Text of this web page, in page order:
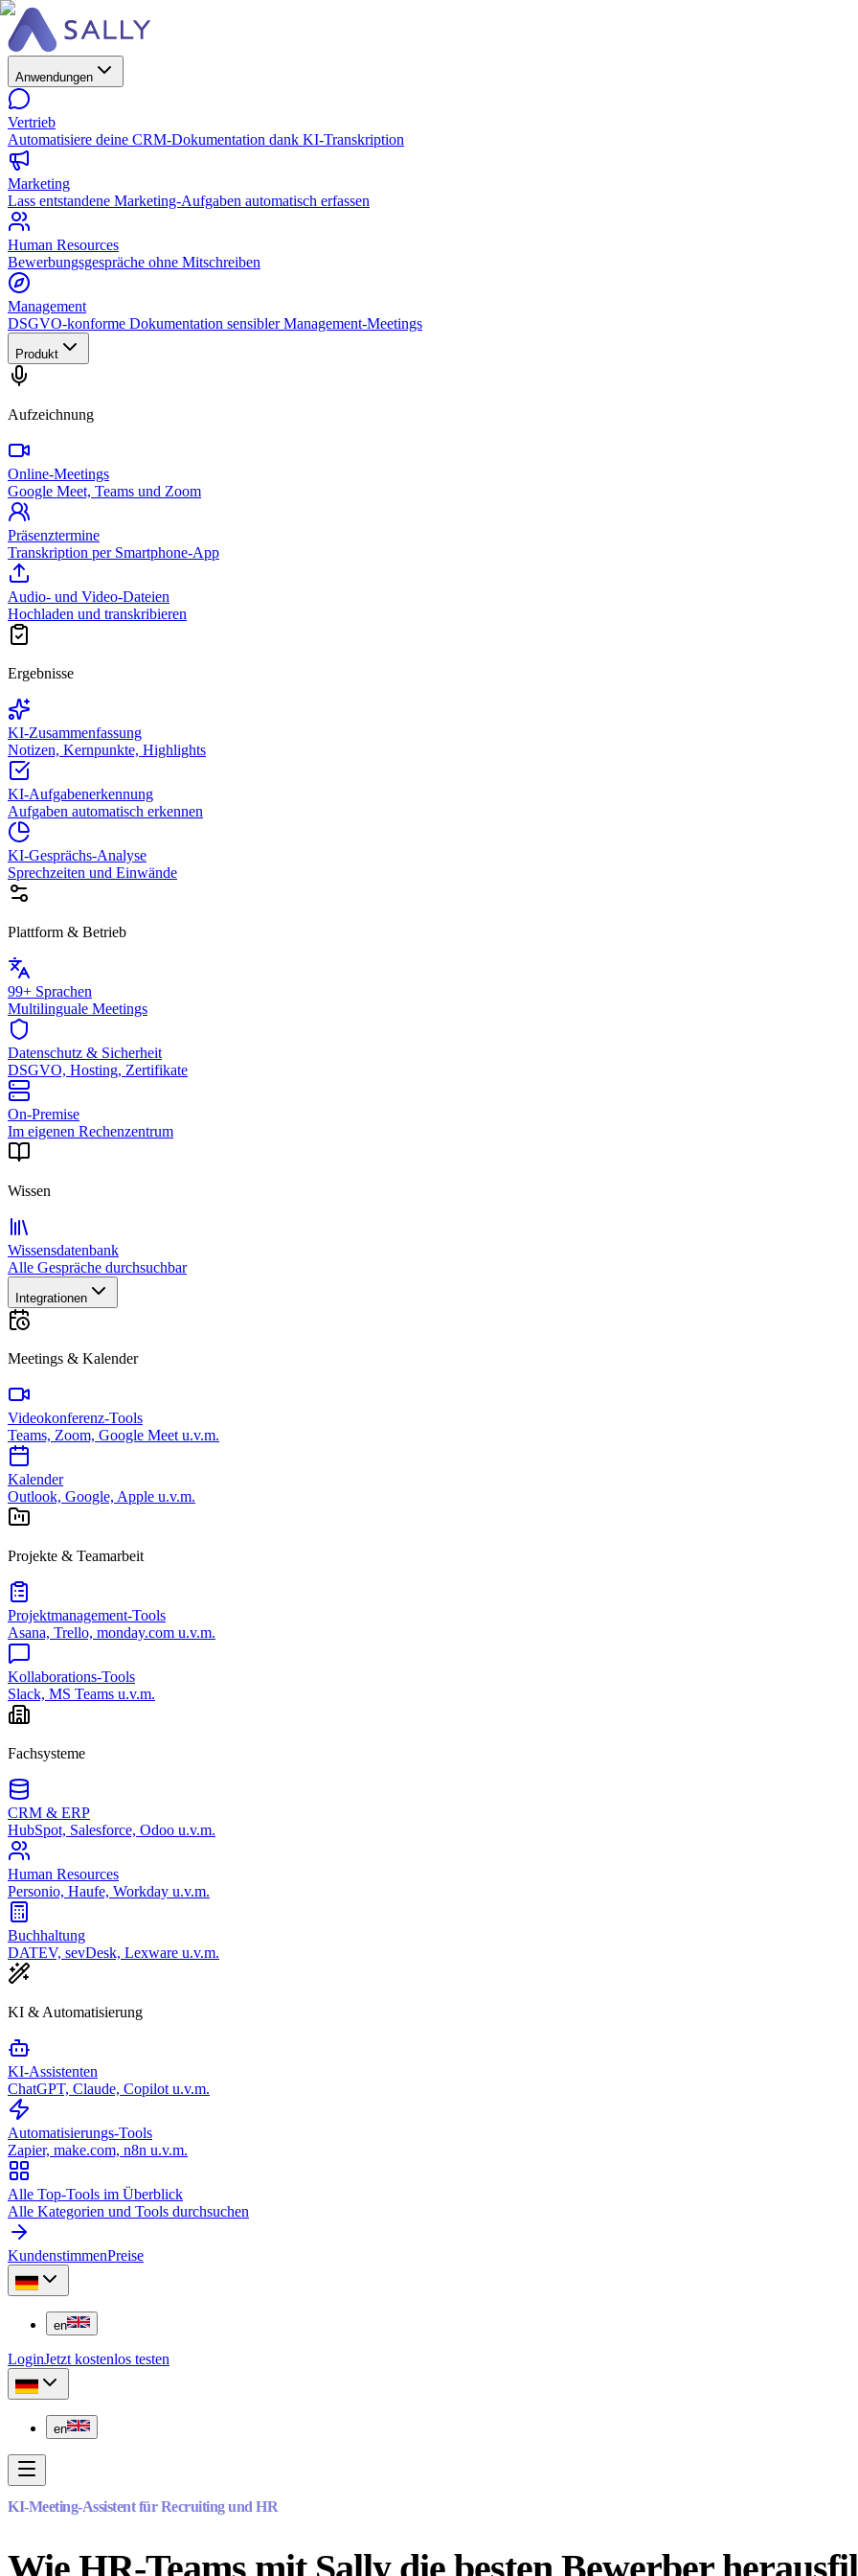
Anwendungen
Vertrieb
Automatisiere deine CRM-Dokumentation dank KI-Transkription
Marketing
Lass entstandene Marketing-Aufgaben automatisch erfassen
Human Resources
Bewerbungsgespräche ohne Mitschreiben
Management
DSGVO-konforme Dokumentation sensibler Management-Meetings
Produkt
Aufzeichnung
Online-Meetings
Google Meet, Teams und Zoom
Präsenztermine
Transkription per Smartphone-App
Audio- und Video-Dateien
Hochladen und transkribieren
Ergebnisse
KI-Zusammenfassung
Notizen, Kernpunkte, Highlights
KI-Aufgabenerkennung
Aufgaben automatisch erkennen
KI-Gesprächs-Analyse
Sprechzeiten und Einwände
Plattform & Betrieb
99+ Sprachen
Multilinguale Meetings
Datenschutz & Sicherheit
DSGVO, Hosting, Zertifikate
On-Premise
Im eigenen Rechenzentrum
Wissen
Wissensdatenbank
Alle Gespräche durchsuchbar
Integrationen
Meetings & Kalender
Videokonferenz-Tools
Teams, Zoom, Google Meet u.v.m.
Kalender
Outlook, Google, Apple u.v.m.
Projekte & Teamarbeit
Projektmanagement-Tools
Asana, Trello, monday.com u.v.m.
Kollaborations-Tools
Slack, MS Teams u.v.m.
Fachsysteme
CRM & ERP
HubSpot, Salesforce, Odoo u.v.m.
Human Resources
Personio, Haufe, Workday u.v.m.
Buchhaltung
DATEV, sevDesk, Lexware u.v.m.
KI & Automatisierung
KI-Assistenten
ChatGPT, Claude, Copilot u.v.m.
Automatisierungs-Tools
Zapier, make.com, n8n u.v.m.
Alle Top-Tools im Überblick
Alle Kategorien und Tools durchsuchen
KundenstimmenPreise
en
LoginJetzt kostenlos testen
en
KI-Meeting-Assistent für Recruiting und HR